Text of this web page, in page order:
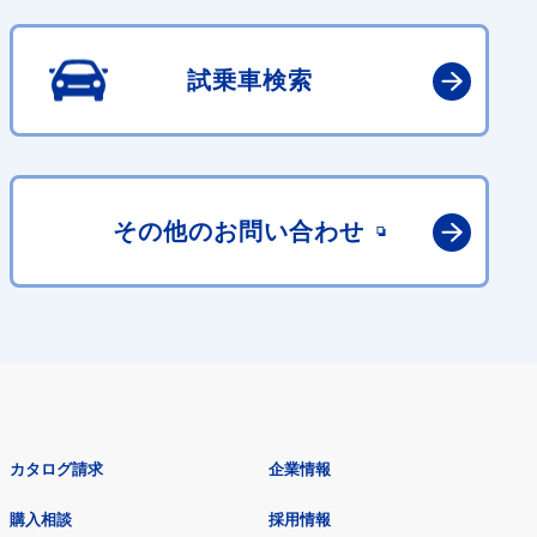
試乗車検索
その他のお問い合わせ
カタログ請求
購入相談
企業情報
採用情報